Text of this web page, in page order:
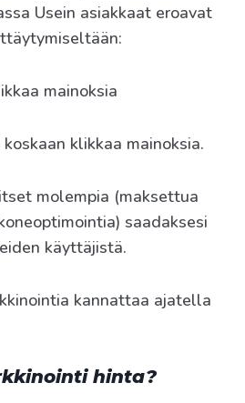
Usein asiakkaat eroavat
mainoksia
klikkaa mainoksia.
molempia (maksettua
saadaksesi
käyttäjistä.
kannattaa ajatella
hinta?